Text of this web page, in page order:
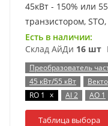
45кВт - 150% или
транзистором,
Есть в наличии:
Склад АйДи 16 шт
Преобразователь
45 кВт/55 кВт
RO 1 x AI 2 AO 1
Таблица выбора